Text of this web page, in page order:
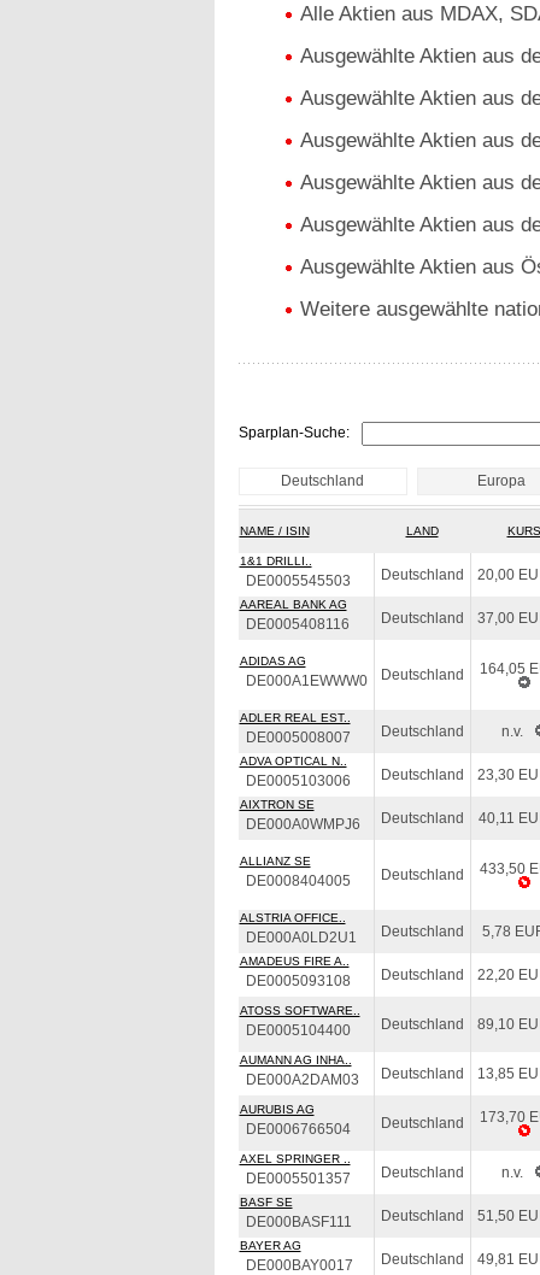
Alle Aktien aus MDAX,
Ausgewählte Aktien aus
Ausgewählte Aktien aus
Ausgewählte Aktien aus
Ausgewählte Aktien aus
Ausgewählte Aktien aus
Ausgewählte Aktien aus
Weitere ausgewählte
Sparplan-Suche:
Deutschland Europa
NAME / ISIN LAND KURS
1&1 DRILLI..
DE0005545503 Deutschland 20,00
AAREAL BANK AG
DE0005408116 Deutschland 37,00
ADIDAS AG
DE000A1EWWW0 Deutschland 164,05
ADLER REAL EST..
DE0005008007 Deutschland n.v.
ADVA OPTICAL N..
DE0005103006 Deutschland 23,30
AIXTRON SE
DE000A0WMPJ6 Deutschland 40,11
ALLIANZ SE
DE0008404005 Deutschland 433,50
ALSTRIA OFFICE..
DE000A0LD2U1 Deutschland 5,78
AMADEUS FIRE A..
DE0005093108 Deutschland 22,20
ATOSS SOFTWARE..
DE0005104400 Deutschland 89,10
AUMANN AG INHA..
DE000A2DAM03 Deutschland 13,85
AURUBIS AG
DE0006766504 Deutschland 173,70
AXEL SPRINGER ..
DE0005501357 Deutschland n.v.
BASF SE
DE000BASF111 Deutschland 51,50
BAYER AG
DE000BAY0017 Deutschland 49,81